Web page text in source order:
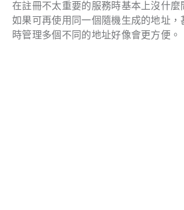
在註冊不太重要的服務時基本上沒什麼
如果可再使用同一個隨機生成的地址，
時管理多個不同的地址好像會更方便。